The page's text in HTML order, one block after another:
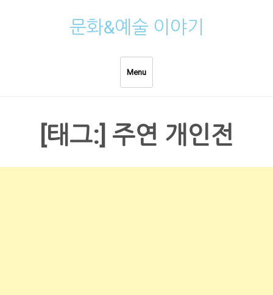
문화&예술 이야기
Menu
[태그:] 주연 개인전